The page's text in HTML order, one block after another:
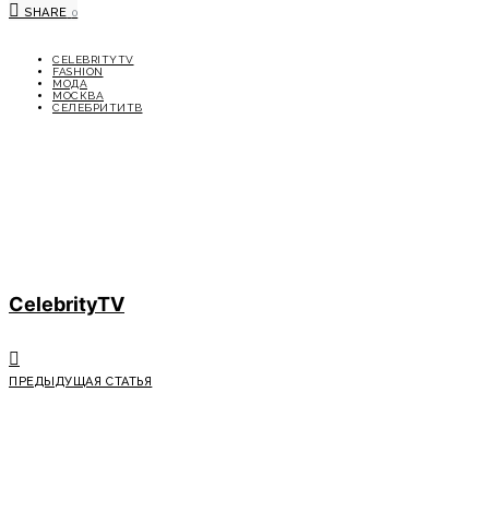
SHARE 0
CELEBRITYTV
FASHION
МОДА
МОСКВА
СЕЛЕБРИТИТВ
CelebrityTV
ПРЕДЫДУЩАЯ СТАТЬЯ